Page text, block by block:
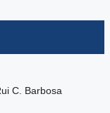
C. Barbosa